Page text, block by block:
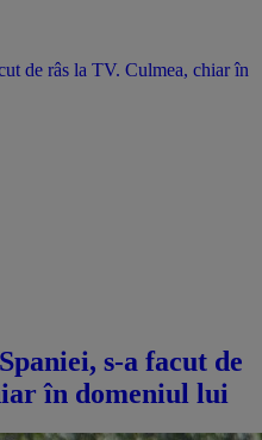
de râs la TV. Culmea, chiar în
s-a facut de
în domeniul lui